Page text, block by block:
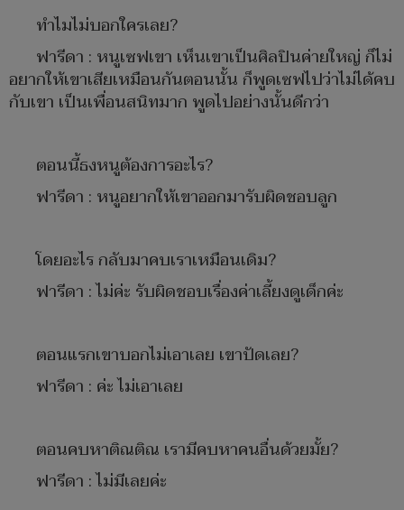
ทำไมไม่บอกใครเลย?
ฟารีดา : หนูเซฟเขา เห็นเขาเป็นศิลปินค่ายใหญ่ ก็ไม่
อยากให้เขาเสียเหมือนกันตอนนั้น ก็พูดเซฟไปว่าไม่ได้คบ
กับเขา เป็นเพื่อนสนิทมาก พูดไปอย่างนั้นดีกว่า
ตอนนี้ธงหนูต้องการอะไร?
ฟารีดา : หนูอยากให้เขาออกมารับผิดชอบลูก
โดยอะไร กลับมาคบเราเหมือนเดิม?
ฟารีดา : ไม่ค่ะ รับผิดชอบเรื่องค่าเลี้ยงดูเด็กค่ะ
ตอนแรกเขาบอกไม่เอาเลย เขาปัดเลย?
ฟารีดา : ค่ะ ไม่เอาเลย
ตอนคบหาติณติณ เรามีคบหาคนอื่นด้วยมั้ย?
ฟารีดา : ไม่มีเลยค่ะ